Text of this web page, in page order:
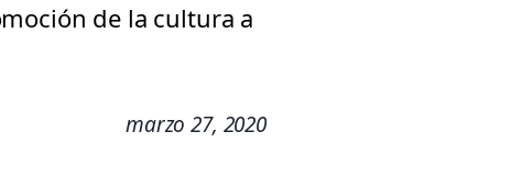
de la cultura a
marzo 27, 2020